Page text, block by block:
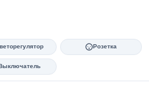
Розетка